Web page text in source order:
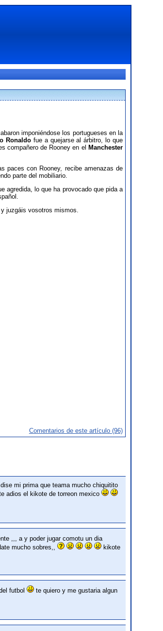
imponiéndose los portugueses en la
Ronaldo fue a quejarse al árbitro, lo que
compañero de Rooney en el Manchester
paces con Rooney, recibe amenazas de
parte del mobiliario.
agredida, lo que ha provocado que pida a
juzgáis vosotros mismos.
Comentarios de este artículo (96)
mi prima que teama mucho chiquitito
adios el kikote de torreon mexico
,,, a y poder jugar comotu un dia
mucho sobres,,
kikote
futbol
te quiero y me gustaria algun